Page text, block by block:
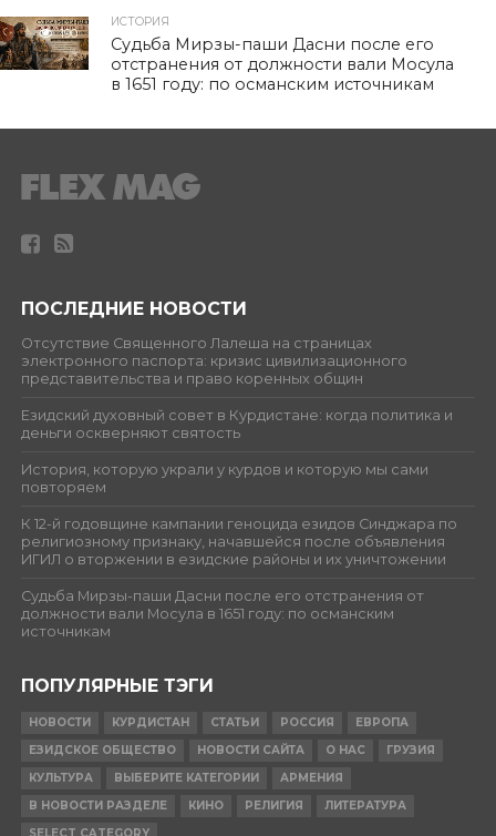
190
ИСТОРИЯ
Судьба Мирзы-паши Дасни после его
отстранения от должности вали Мосула
в 1651 году: по османским источникам
ПОСЛЕДНИЕ НОВОСТИ
Отсутствие Священного Лалеша на страницах
электронного паспорта: кризис цивилизационного
представительства и право коренных общин
Езидский духовный совет в Курдистане: когда политика и
деньги оскверняют святость
История, которую украли у курдов и которую мы сами
повторяем
К 12-й годовщине кампании геноцида езидов Синджара по
религиозному признаку, начавшейся после объявления
ИГИЛ о вторжении в езидские районы и их уничтожении
Судьба Мирзы-паши Дасни после его отстранения от
должности вали Мосула в 1651 году: по османским
источникам
ПОПУЛЯРНЫЕ ТЭГИ
НОВОСТИ КУРДИСТАН СТАТЬИ РОССИЯ
ЕВРОПА
ЕЗИДСКОЕ ОБЩЕСТВО
НОВОСТИ САЙТА О НАС
ГРУЗИЯ
КУЛЬТУРА
ВЫБЕРИТЕ КАТЕГОРИИ
АРМЕНИЯ
В НОВОСТИ РАЗДЕЛЕ
КИНО РЕЛИГИЯ
ЛИТЕРАТУРА